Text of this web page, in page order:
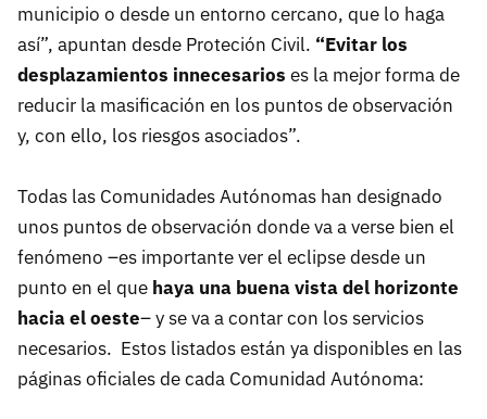
municipio o desde un entorno cercano, que lo haga
así”, apuntan desde Proteción Civil. “Evitar los
desplazamientos innecesarios es la mejor forma de
reducir la masificación en los puntos de observación
y, con ello, los riesgos asociados”.
Todas las Comunidades Autónomas han designado
unos puntos de observación donde va a verse bien el
fenómeno –es importante ver el eclipse desde un
punto en el que haya una buena vista del horizonte
hacia el oeste– y se va a contar con los servicios
necesarios. Estos listados están ya disponibles en las
páginas oficiales de cada Comunidad Autónoma: